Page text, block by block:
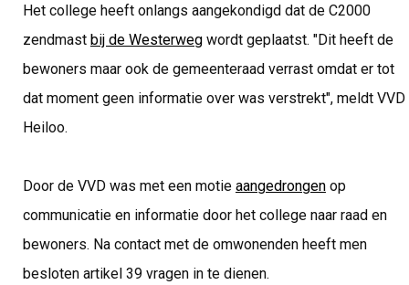
Het college heeft onlangs aangekondigd dat de C2000
zendmast bij de Westerwegwordt geplaatst. "Dit heeft de
bewoners maar ook de gemeenteraad verrast omdat er tot
dat moment geen informatie over was verstrekt", meldt VVD
Heiloo.
Door de VVD was met een motie aangedrongenop
communicatie en informatie door het college naar raad en
bewoners. Na contact met de omwonenden heeft men
besloten artikel 39 vragen in te dienen.